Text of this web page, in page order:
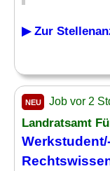
▶ Zur
NEU Job vor 2
Landratsamt